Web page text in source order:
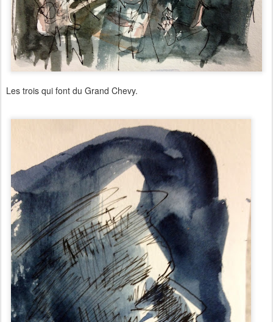
Les trois qui font du Grand Chevy.